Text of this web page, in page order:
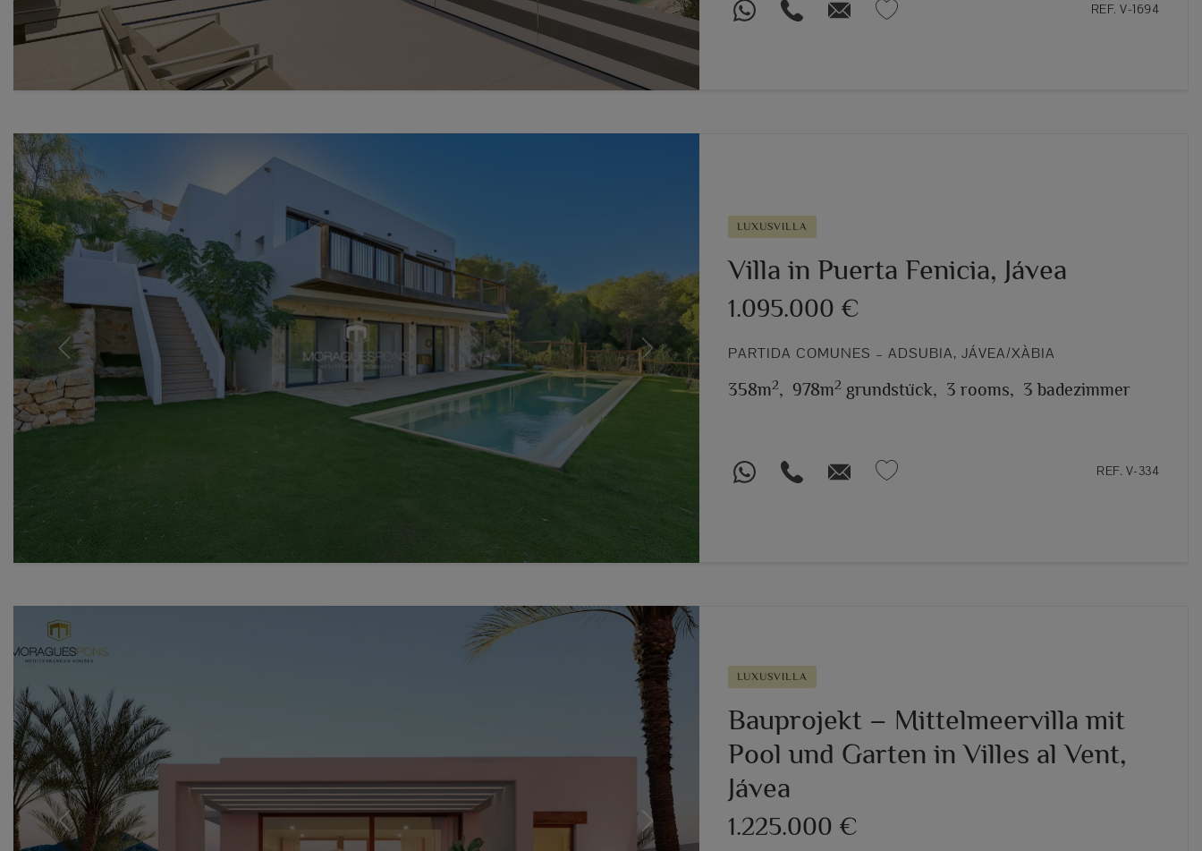
REF. V-1694
Previous Next
LUXUSVILLA
Villa in Puerta Fenicia, Jávea
1.095.000 €
PARTIDA COMUNES – ADSUBIA, JÁVEA/XÀBIA
358m2, 978m2 grundstück, 3 rooms, 3 badezimmer
REF. V-334
Previous Next
LUXUSVILLA
Bauprojekt – Mittelmeervilla mit
Pool und Garten in Villes al Vent,
Jávea
1.225.000 €